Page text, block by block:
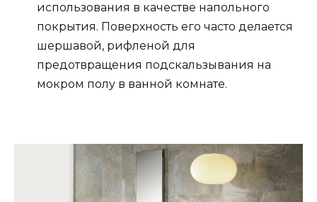
использования в качестве напольного
покрытия. Поверхность его часто делается
шершавой, рифленой для
предотвращения подскальзывания на
мокром полу в ванной комнате.